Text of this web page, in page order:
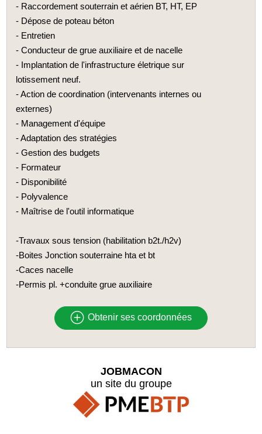
- Raccordement souterrain et aérien BT, HT, EP
- Dépose de poteau béton
- Entretien
- Conducteur de grue auxiliaire et de nacelle
- Implantation de l'infrastructure életrique sur
lotissement neuf.
- Action de coordination (intervenants internes ou
externes)
- Management d'équipe
- Adaptation des stratégies
- Gestion des budgets
- Formateur
- Disponibilité
- Polyvalence
- Maîtrise de l'outil informatique
-Travaux sous tension (habilitation b2t./h2v)
-Boites Jonction souterraine hta et bt
-Caces nacelle
-Permis pl. +conduite grue auxiliaire
Obtenir ses coordonnées
JOBMACON
un site du groupe